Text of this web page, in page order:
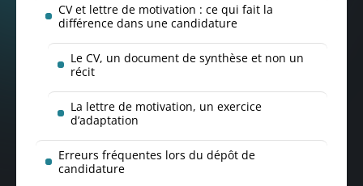
CV et lettre de motivation : ce qui fait la
différence dans une candidature
Le CV, un document de synthèse et non un
récit
La lettre de motivation, un exercice
d’adaptation
Erreurs fréquentes lors du dépôt de
candidature